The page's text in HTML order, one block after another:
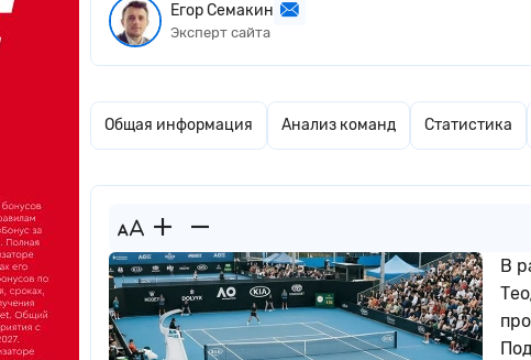
Егор Семакин
Эксперт сайта
Общая информация Анализ команд Статистика
В